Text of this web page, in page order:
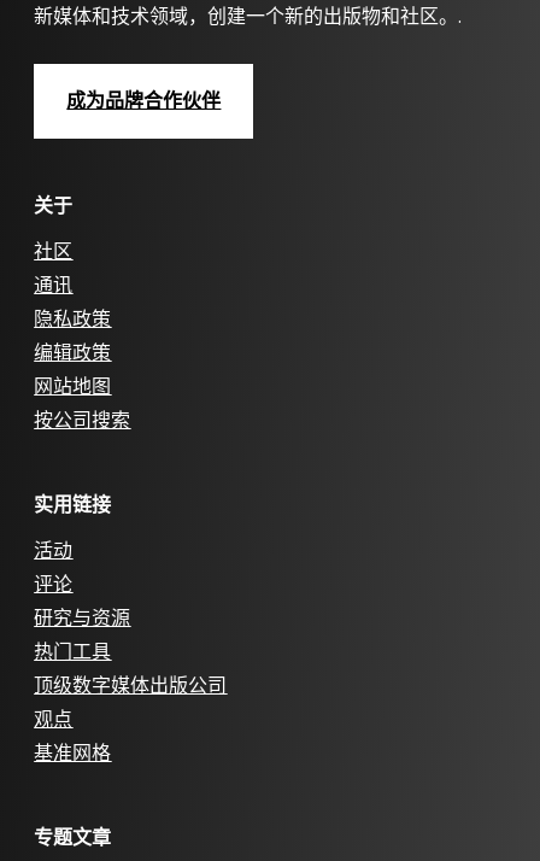
新媒体和技术领域，创建一个新的出版物和社区。.
成为品牌合作伙伴
关于
社区
通讯
隐私政策
编辑政策
网站地图
按公司搜索
实用链接
活动
评论
研究与资源
热门工具
顶级数字媒体出版公司
观点
基准网格
专题文章